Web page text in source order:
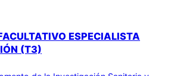
ESPECIALISTA
(T3)